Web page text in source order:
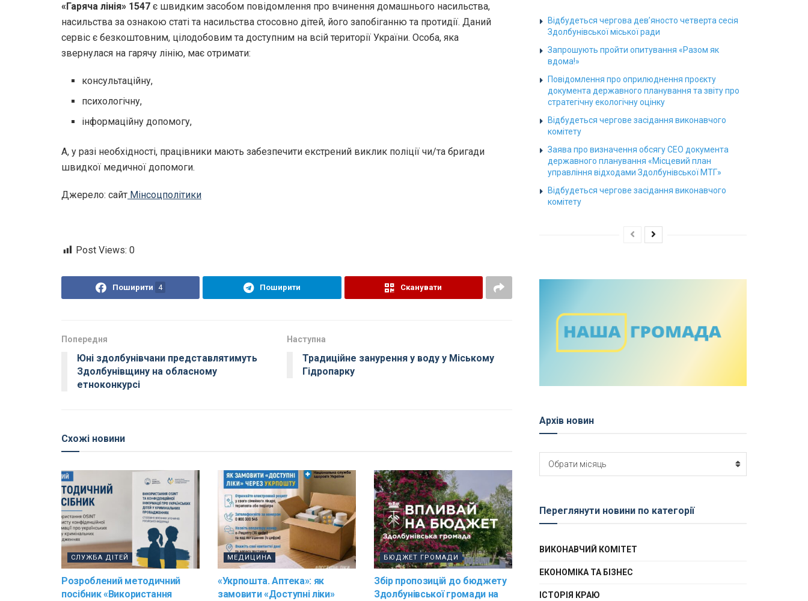
«Гаряча лінія» 1547 є швидким засобом повідомлення про вчинення домашнього насильства,
насильства за ознакою статі та насильства стосовно дітей, його запобіганню та протидії. Даний
сервіс є безкоштовним, цілодобовим та доступним на всій території України. Особа, яка
звернулася на гарячу лінію, має отримати:
консультаційну,
психологічну,
інформаційну допомогу,
А, у разі необхідності, працівники мають забезпечити екстрений виклик поліції чи/та бригади
швидкої медичної допомоги.
Джерело: сайт Мінсоцполітики
Post Views: 0
Поширити 4 Поширити Сканувати
Попередня
Юні здолбунівчани представлятимуть
Здолбунівщину на обласному
етноконкурсі
Наступна
Традиційне занурення у воду у Міському
Гідропарку
Схожі новини
СЛУЖБА ДІТЕЙ
Розроблений методичний
посібник «Використання
МЕДИЦИНА
«Укрпошта. Аптека»: як
замовити «Доступні ліки»
БЮДЖЕТ ГРОМАДИ
Збір пропозицій до бюджету
Здолбунівської громади на
Відбудеться чергова дев’яносто четверта сесія
Здолбунівської міської ради
Запрошують пройти опитування «Разом як
вдома!»
Повідомлення про оприлюднення проєкту
документа державного планування та звіту про
стратегічну екологічну оцінку
Відбудеться чергове засідання виконавчого
комітету
Заява про визначення обсягу СЕО документа
державного планування «Місцевий план
управління відходами Здолбунівської МТГ»
Відбудеться чергове засідання виконавчого
комітету
Архів новин
Архів
новин
Обрати місяць
Переглянути новини по категорії
ВИКОНАВЧИЙ КОМІТЕТ
ЕКОНОМІКА ТА БІЗНЕС
ІСТОРІЯ КРАЮ